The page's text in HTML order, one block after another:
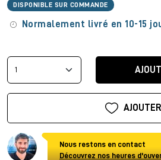
DISPONIBLE SUR COMMANDE
Normalement livré en 10-15
AJOUTER
Nous restons en contact
Découvrez nos heures